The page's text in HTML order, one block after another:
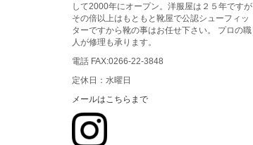
して2000年にオープン。洋服屋は２５年ですが
その倍以上はもともと靴屋で公認シューフィッ
ターですから靴の事はお任せ下さい。 プロの職
人が修理も承ります。
電話 FAX:0266-22-3848
定休日：水曜日
メールはこちらまで